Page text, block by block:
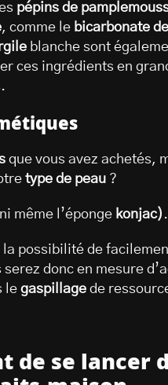
pépins de
, comme le bicarbonate
blanche sont
ces ingrédients en
que vous avez achetés,
type de peau ?
même l’éponge konjac) .
la possibilité de
donc en mesure
le gaspillage de
de se lancer